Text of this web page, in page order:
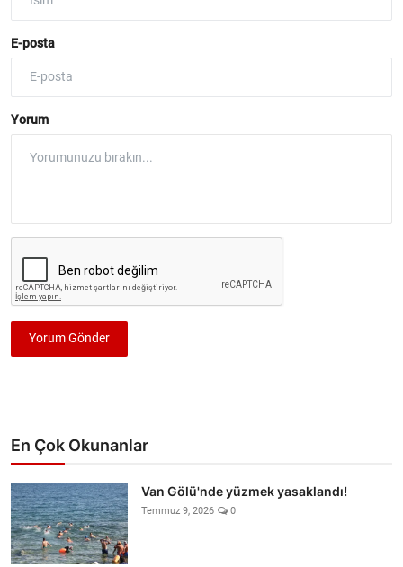
E-posta
Yorum
Yorum Gönder
En Çok Okunanlar
Van Gölü'nde yüzmek yasaklandı!
Temmuz 9, 2026 0